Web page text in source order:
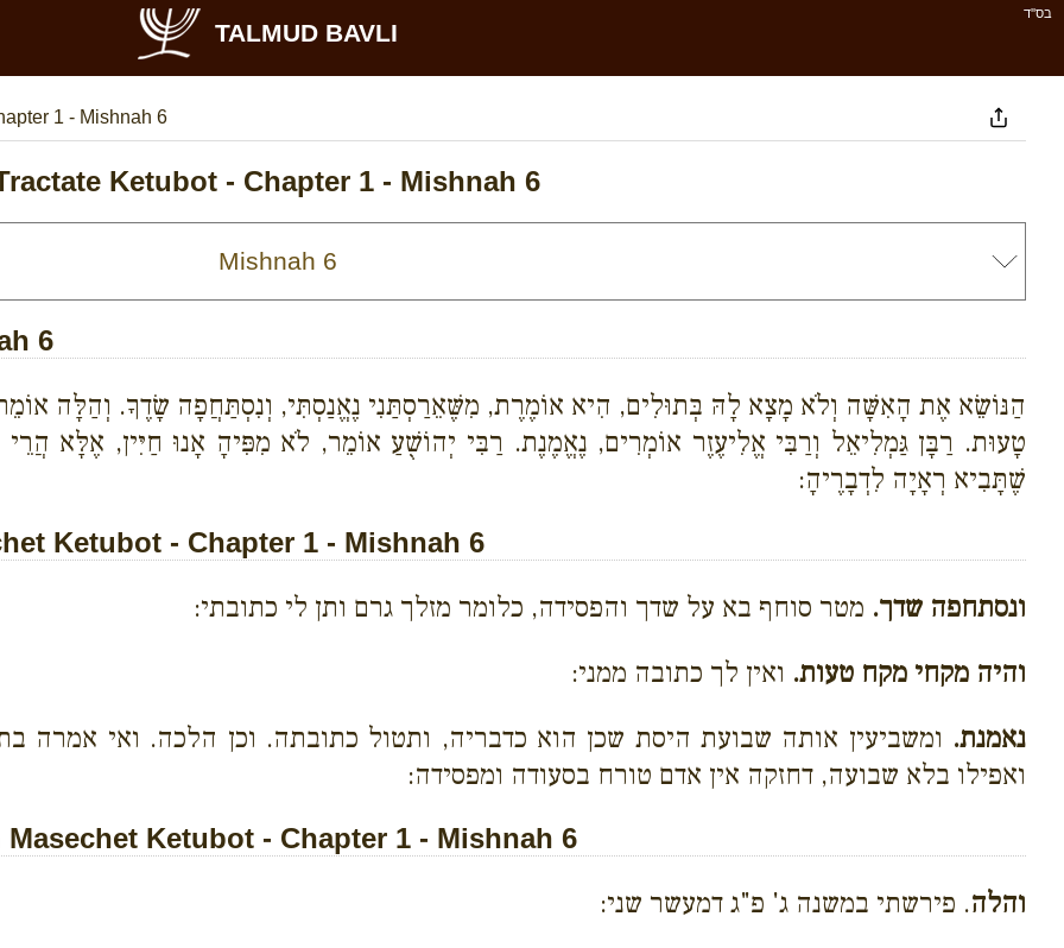
בס''ד
TALMUD BAVLI
1 - Mishnah 6
Ketubot - Chapter 1 - Mishnah 6
6
הַנּוֹשֵׂא אֶת הָאִשָּׁה וְלֹא מָצָא לָהּ בְּתוּלִים, הִיא אוֹמֶרֶת, מִשֶּׁאֵרַסְתַּנִי נֶאֱנַסְתִּי, וְנִסְתַּחֲפָה שָׂדֶךָ. וְהַלָּה
טָעוּת. רַבָּן גַּמְלִיאֵל וְרַבִּי אֱלִיעֶזֶר אוֹמְרִים, נֶאֱמֶנֶת. רַבִּי יְהוֹשֻׁעַ אוֹמֵר, לֹא מִפִּיהָ אָנוּ חַיִּין, אֶלָּא
שֶׁתָּבִיא רְאָיָה לִדְבָרֶיהָ:
Ketubot - Chapter 1 - Mishnah 6
ונסתחפה שדך. מטר סוחף בא על שדך והפסידה, כלומר מזלך גרם ותן לי כתובתי:
והיה מקחי מקח טעות. ואין לך כתובה ממני:
נאמנת. ומשביעין אותה שבועת היסת שכן הוא כדבריה, ותטול כתובתה. וכן הלכה. ואי אמרה
ואפילו בלא שבועה, דחזקה אין אדם טורח בסעודה ומפסידה:
Ketubot - Chapter 1 - Mishnah 6
והלה. פירשתי במשנה ג' פ"ג דמעשר שני: